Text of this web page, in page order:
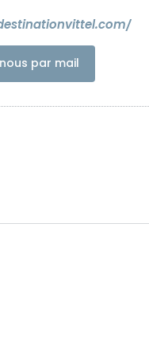
par mail